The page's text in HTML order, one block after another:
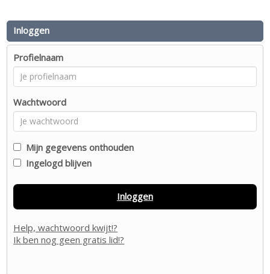
Inloggen
Profielnaam
Wachtwoord
Mijn gegevens onthouden
Ingelogd blijven
Inloggen
Help, wachtwoord kwijt!?
Ik ben nog geen gratis lid!?